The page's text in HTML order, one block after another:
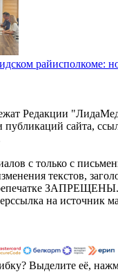
райисполкоме:
Редакции
сайта,
c только с
текстов,
ЗАПРЕЩЕНЫ.
на источник
Выделите её,